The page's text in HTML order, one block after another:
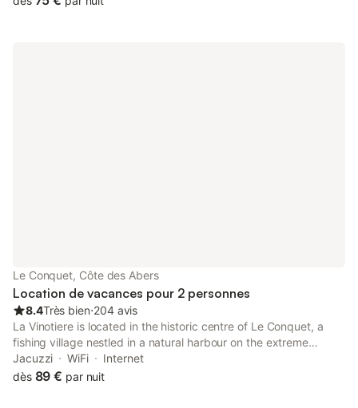
Le Conquet, Côte des Abers
Location de vacances pour 2 personnes
8.4Très bien⋅204 avis
La Vinotiere is located in the historic centre of Le Conquet, a
fishing village nestled in a natural harbour on the extreme
northwest tip of Finistère.
Jacuzzi WiFi
Internet
dès 89 € par nuit